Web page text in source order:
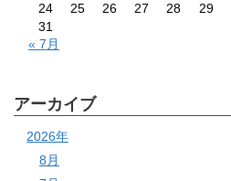
24
25 26 27 28 29
31
« 7月
アーカイブ
2026年
8月